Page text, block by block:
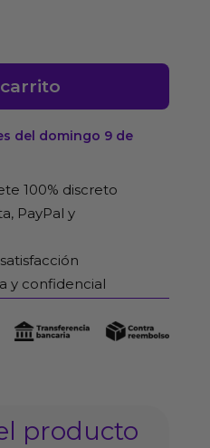
del domingo 9 de
100% discreto
PayPal y
y confidencial
producto